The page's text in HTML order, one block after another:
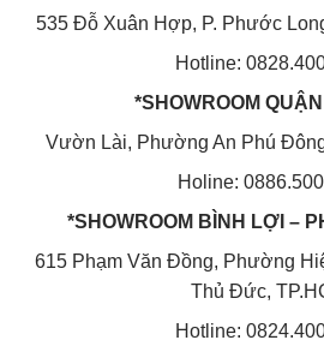
535 Đỗ Xuân Hợp, P. Phước
Hotline:
*SHOWROOM
Vườn Lài, Phường An Phú
Holine:
*SHOWROOM BÌNH LỢI –
615 Phạm Văn Đồng, Phường
Thủ Đức,
Hotline: